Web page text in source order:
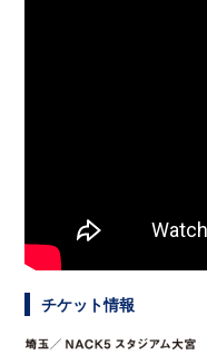
チケット情報